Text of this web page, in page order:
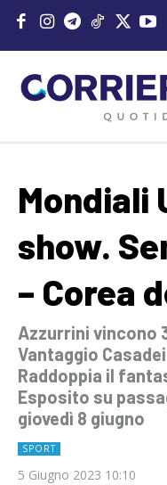
Mondiali
show.
– Corea
Azzurrini vincono
Vantaggio
Raddoppia il
Esposito su
giovedì 8 giugno
SPORT
5 Giugno 2023 10:10